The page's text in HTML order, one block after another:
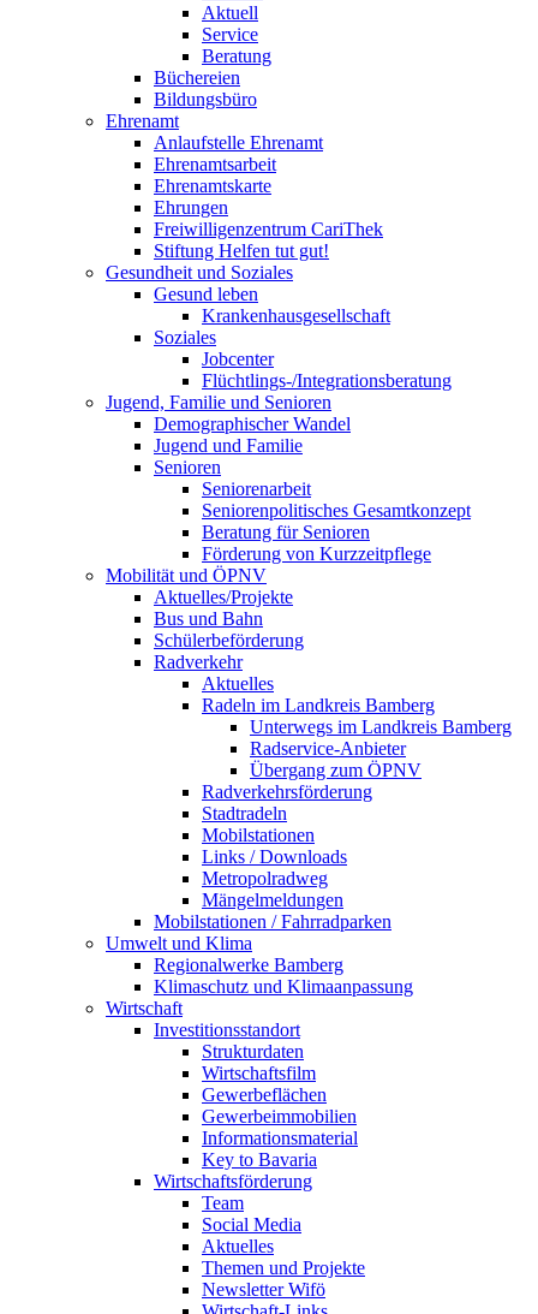
Aktuell
Service
Beratung
Büchereien
Bildungsbüro
Ehrenamt
Anlaufstelle Ehrenamt
Ehrenamtsarbeit
Ehrenamtskarte
Ehrungen
Freiwilligenzentrum CariThek
Stiftung Helfen tut gut!
Gesundheit und Soziales
Gesund leben
Krankenhausgesellschaft
Soziales
Jobcenter
Flüchtlings-/Integrationsberatung
Jugend, Familie und Senioren
Demographischer Wandel
Jugend und Familie
Senioren
Seniorenarbeit
Seniorenpolitisches Gesamtkonzept
Beratung für Senioren
Förderung von Kurzzeitpflege
Mobilität und ÖPNV
Aktuelles/Projekte
Bus und Bahn
Schülerbeförderung
Radverkehr
Aktuelles
Radeln im Landkreis Bamberg
Unterwegs im Landkreis Bamberg
Radservice-Anbieter
Übergang zum ÖPNV
Radverkehrsförderung
Stadtradeln
Mobilstationen
Links / Downloads
Metropolradweg
Mängelmeldungen
Mobilstationen / Fahrradparken
Umwelt und Klima
Regionalwerke Bamberg
Klimaschutz und Klimaanpassung
Wirtschaft
Investitionsstandort
Strukturdaten
Wirtschaftsfilm
Gewerbeflächen
Gewerbeimmobilien
Informationsmaterial
Key to Bavaria
Wirtschaftsförderung
Team
Social Media
Aktuelles
Themen und Projekte
Newsletter Wifö